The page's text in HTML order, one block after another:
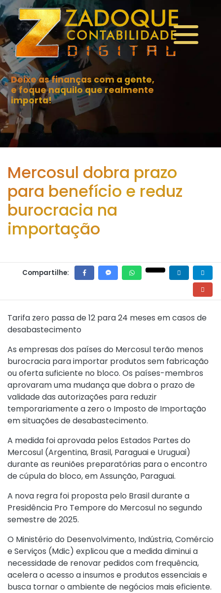
Deixe as finanças com a gente,
e foque naquilo que realmente
importa!
Mercosul dobra prazo
para benefício e reduz
burocracia na
importação
Compartilhe:
Tarifa zero passa de 12 para 24 meses em casos de
desabastecimento
As empresas dos países do Mercosul terão menos
burocracia para importar produtos sem fabricação
ou oferta suficiente no bloco. Os países-membros
aprovaram uma mudança que dobra o prazo de
validade das autorizações para reduzir
temporariamente a zero o Imposto de Importação
em situações de desabastecimento.
A medida foi aprovada pelos Estados Partes do
Mercosul (Argentina, Brasil, Paraguai e Uruguai)
durante as reuniões preparatórias para o encontro
de cúpula do bloco, em Assunção, Paraguai.
A nova regra foi proposta pelo Brasil durante a
Presidência Pro Tempore do Mercosul no segundo
semestre de 2025.
O Ministério do Desenvolvimento, Indústria, Comércio
e Serviços (Mdic) explicou que a medida diminui a
necessidade de renovar pedidos com frequência,
acelera o acesso a insumos e produtos essenciais e
busca tornar o ambiente de negócios mais eficiente.